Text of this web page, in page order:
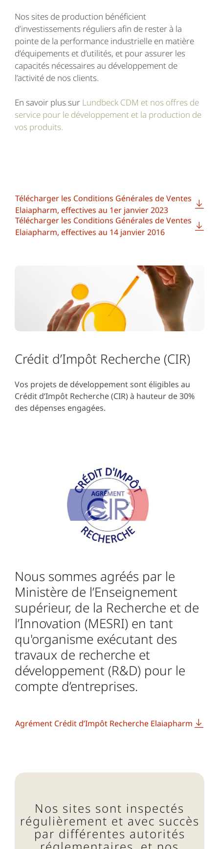
Nos sites de production bénéficient
d’investissements réguliers afin de rester à la
pointe de la performance industrielle en matière
d’équipements et d’utilités, et pour assurer les
capacités nécessaires au développement de
l’activité de nos clients.
En savoir plus sur Lundbeck CDM et nos offres de
service pour le développement et la production de
vos produits.
Télécharger les Conditions Générales de Ventes
Elaiapharm, effectives au 1er janvier 2023
Télécharger les Conditions Générales de Ventes
Elaiapharm, effectives au 14 janvier 2016
Crédit d’Impôt Recherche (CIR)
Vos projets de développement sont éligibles au
Crédit d’Impôt Recherche (CIR) à hauteur de 30%
des dépenses engagées.
Nous sommes agréés par le
Ministère de l’Enseignement
supérieur, de la Recherche et de
l’Innovation (MESRI) en tant
qu'organisme exécutant des
travaux de recherche et
développement (R&D) pour le
compte d’entreprises.
Agrément Crédit d’Impôt Recherche Elaiapharm
Nos sites sont inspectés
régulièrement et avec succès
par différentes autorités